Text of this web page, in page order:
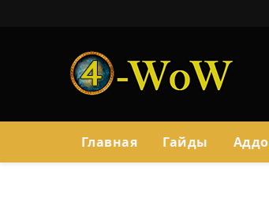
Главная Гайды